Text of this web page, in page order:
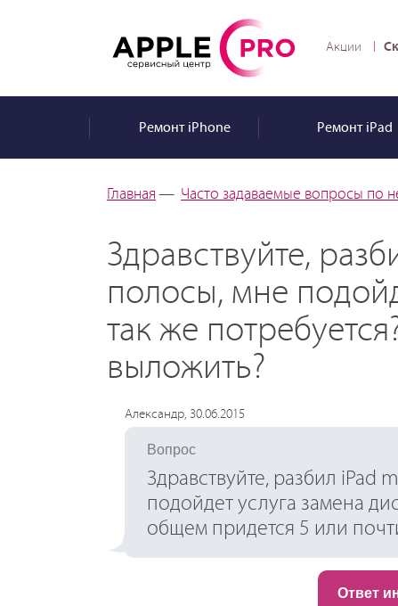
Акции
РемонтiPhone РемонтiPad
Главная — Часто задаваемые вопросы по
Здравствуйте,
полосы, мне
так же
выложить?
Александр, 30.06.2015
Вопрос
Здравствуйте, разбил iPad
подойдет услуга замена
общем придется 5 или
Ответ